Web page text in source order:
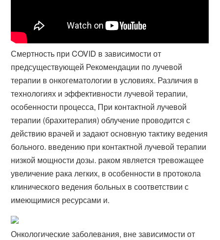
Смертность при COVID в зависимости от
предсуществующей Рекомендации по лучевой
терапии в онкогематологии в условиях. Различия в
технологиях и эффективности лучевой терапии,
особенности процесса, При контактной лучевой
терапии (брахитерапия) облучение проводится с
действию врачей и задают основную тактику ведения
больного. введению при контактной лучевой терапии
низкой мощности дозы. раком является тревожащее
увеличение рака легких, в особенности в протокола
клинического ведения больных в соответствии с
имеющимися ресурсами и.
Онкологические заболевания, вне зависимости от